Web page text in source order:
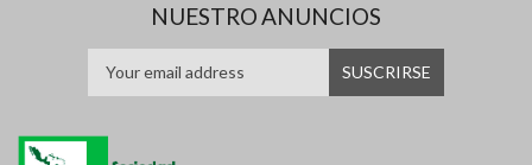
NUESTRO ANUNCIOS